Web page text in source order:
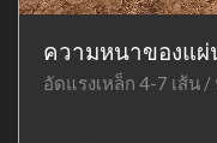
ความหนาของแผ่
อัดแรงเหล็ก 4-7 เส้น